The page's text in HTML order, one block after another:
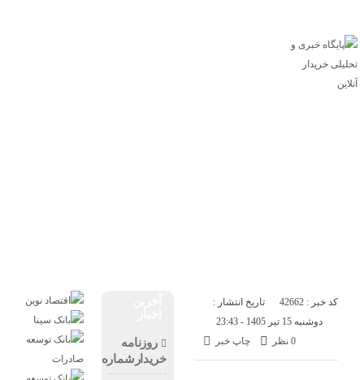
کد خبر : 42662
تاریخ انتشار :
دوشنبه 15 تیر 1405 - 23:43
چاپ خبر
0 نظر
روزنامه
خریدارشماره2203